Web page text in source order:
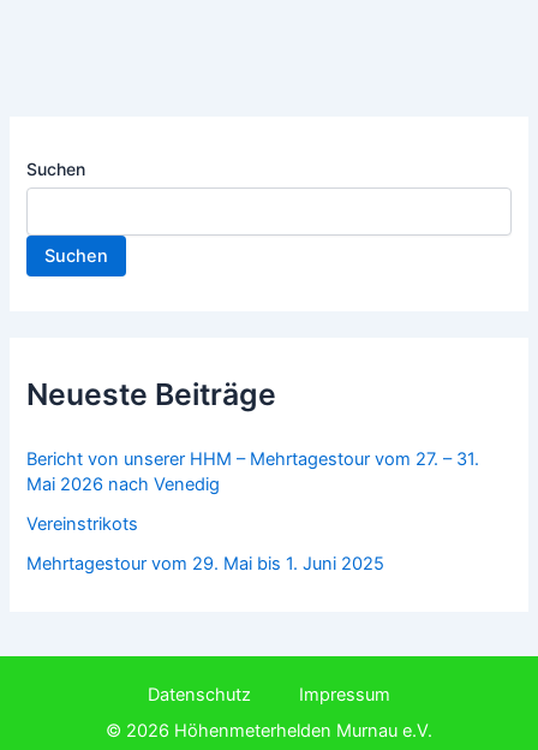
Suchen
Suchen
Neueste Beiträge
Bericht von unserer HHM – Mehrtagestour vom 27. – 31.
Mai 2026 nach Venedig
Vereinstrikots
Mehrtagestour vom 29. Mai bis 1. Juni 2025
Datenschutz
Impressum
© 2026 Höhenmeterhelden Murnau e.V.